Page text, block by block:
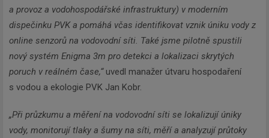
a provoz a vodohospodářské infrastruktury) v moderním
dispečinku PVK a pomáhá včas identifikovat vznik úniku vody z
online senzorů na vodovodní síti. Také jsme pilotně spustili
nový systém Enigma 3m pro detekci a lokalizaci skrytých
poruch v reálném čase,“uvedl manažer útvaru hospodaření
s vodou a ekologie PVK Jan Kobr.
„Při průzkumu a měření na vodovodní síti se lokalizují úniky
vody, monitorují tlaky a šumy na síti, měří a analyzují průtoky